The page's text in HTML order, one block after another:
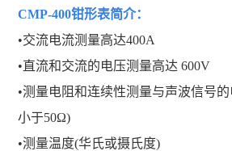
CMP-400钳形表简介：
•交流电流测量高达400A
•直流和交流的电压测量高达 600V
•测量电阻和连续性测量与声波信号
小于50Ω)
•测量温度(华氏或摄氏度)